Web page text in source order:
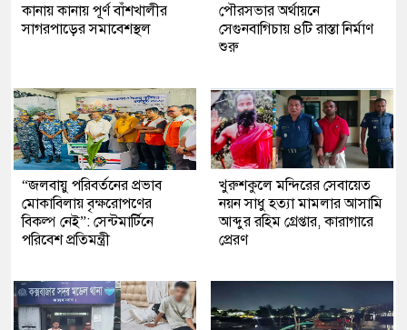
কানায় কানায় পূর্ণ বাঁশখালীর
সাগরপাড়ের সমাবেশস্থল
পৌরসভার অর্থায়নে
সেগুনবাগিচায় ৪টি রাস্তা নির্মাণ
শুরু
“জলবায়ু পরিবর্তনের প্রভাব
মোকাবিলায় বৃক্ষরোপণের
বিকল্প নেই”: সেন্টমার্টিনে
পরিবেশ প্রতিমন্ত্রী
খুরুশকুলে মন্দিরের সেবায়েত
নয়ন সাধু হত্যা মামলার আসামি
আব্দুর রহিম গ্রেপ্তার, কারাগারে
প্রেরণ